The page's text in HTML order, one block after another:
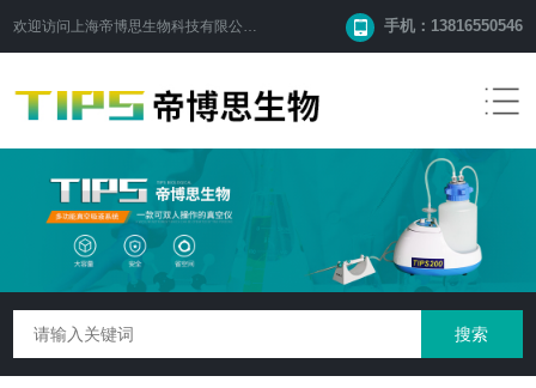
欢迎访问 上海帝博思生物科技有限公司 手机：13816550546